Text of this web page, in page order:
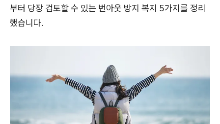
부터 당장 검토할 수 있는 번아웃 방지 복지 5가지를 정리
했습니다.